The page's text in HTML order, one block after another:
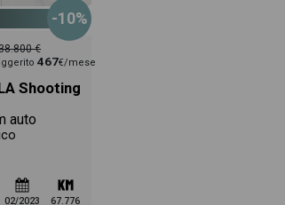
-10%
€
467€/mese
Shooting
auto
02/2023 67.776